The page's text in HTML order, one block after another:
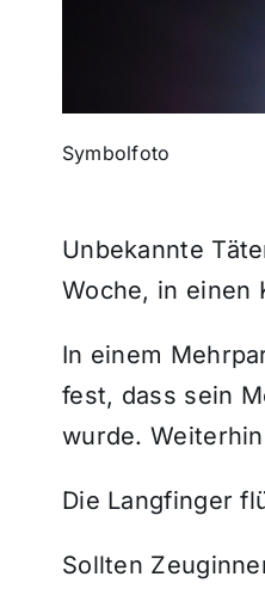
Symbolfoto
Unbekannte
Woche, in einen
In einem
fest, dass sein
wurde.
Die Langfinger
Sollten